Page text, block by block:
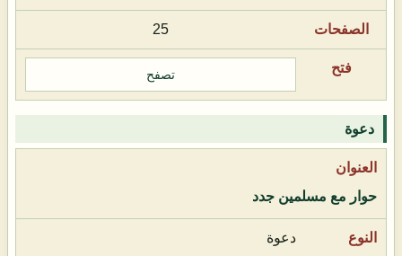
25
تصفح
دعوة
حوار مع مسلمين جدد
دعوة